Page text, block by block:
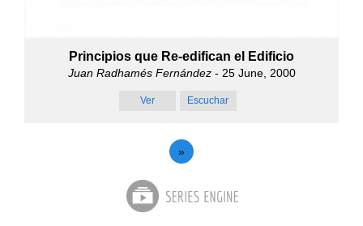
Principios que Re-edifican el Edificio
Juan Radhamés Fernández- 25 June, 2000
Ver Escuchar
»